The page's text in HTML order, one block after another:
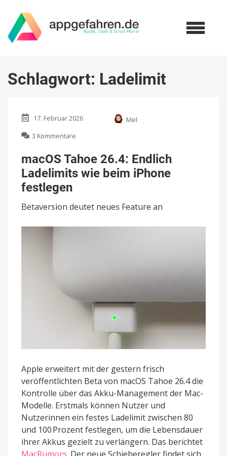
Schlagwort: Ladelimit
17. Februar 2026
Mel
3 Kommentare
Tahoe
26.4:
Endlich
beim
iPhone
macOS Tahoe 26.4: Endlich
Ladelimits wie beim iPhone
festlegen
Betaversion deutet neues Feature an
Apple erweitert mit der gestern frisch
veröffentlichten Beta von macOS Tahoe 26.4 die
Kontrolle über das Akku-Management der Mac-
Modelle. Erstmals können Nutzer und
Nutzerinnen ein festes Ladelimit zwischen 80
und 100 Prozent festlegen, um die Lebensdauer
ihrer Akkus gezielt zu verlängern. Das berichtet